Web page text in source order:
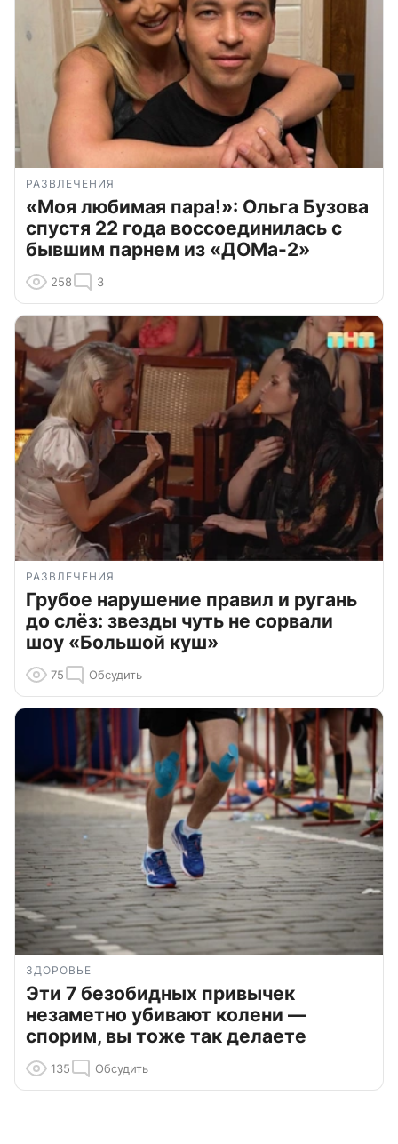
РАЗВЛЕЧЕНИЯ
«Моя любимая пара!»: Ольга Бузова
спустя 22 года воссоединилась с
бывшим парнем из «ДОМа-2»
258 3
РАЗВЛЕЧЕНИЯ
Грубое нарушение правил и ругань
до слёз: звезды чуть не сорвали
шоу «Большой куш»
75 Обсудить
ЗДОРОВЬЕ
Эти 7 безобидных привычек
незаметно убивают колени —
спорим, вы тоже так делаете
135 Обсудить